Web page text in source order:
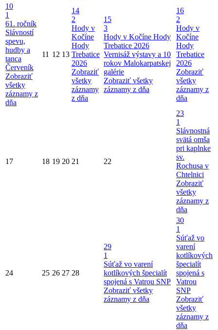
10
1
61. ročník
Slávností
spevu,
hudby a
tanca
Červeník
Zobraziť
všetky
záznamy z
dňa
11 12 13
14
2
Hody v
Kočíne
Hody
Trebatice
2026
Zobraziť
všetky
záznamy
z dňa
15
3
Hody v Kočíne Hody
Trebatice 2026
Vernisáž výstavy a 10
rokov Malokarpatskej
galérie
Zobraziť všetky
záznamy z dňa
16
2
Hody v
Kočíne
Hody
Trebatice
2026
Zobraziť
všetky
záznamy z
dňa
17 18 19 20 21 22
23
1
Slávnostná
svätá omša
pri kaplnke
sv.
Rochusa v
Chtelnici
Zobraziť
všetky
záznamy z
dňa
24 25 26 27 28
29
1
Súťaž vo varení
kotlíkových špecialít
spojená s Vatrou SNP
Zobraziť všetky
záznamy z dňa
30
1
Súťaž vo
varení
kotlíkových
špecialít
spojená s
Vatrou
SNP
Zobraziť
všetky
záznamy z
dňa